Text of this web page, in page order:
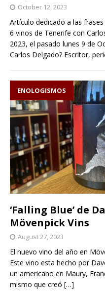
October 12, 2023
Artículo dedicado a las
6 vinos de Tenerife con
2023, el pasado lunes 9 de
Carlos Delgado? Escritor,
ENOLOGISMOS
‘Falling Blue’ de
Mövenpick Vins
August 27, 2023
El nuevo vino del año en
Este vino esta hecho por
un americano en Maury,
mismo que creó […]